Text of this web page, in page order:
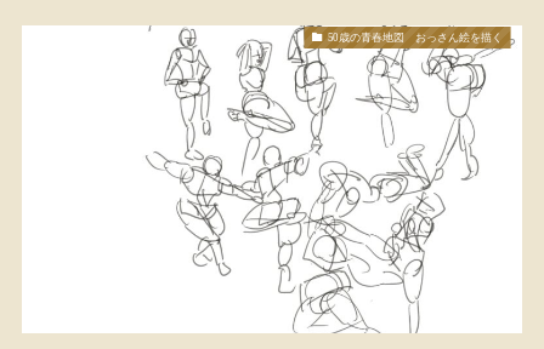
50歳の青春地図 おっさん絵を描く